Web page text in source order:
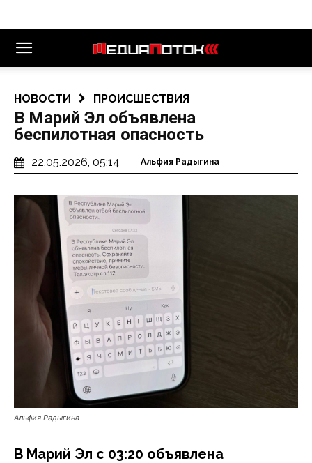
НОВОСТИ ПРОИСШЕСТВИЯ
В Марий Эл объявлена
беспилотная опасность
22.05.2026, 05:14 Альфия Радыгина
Альфия Радыгина
В Марий Эл с 03:20 объявлена